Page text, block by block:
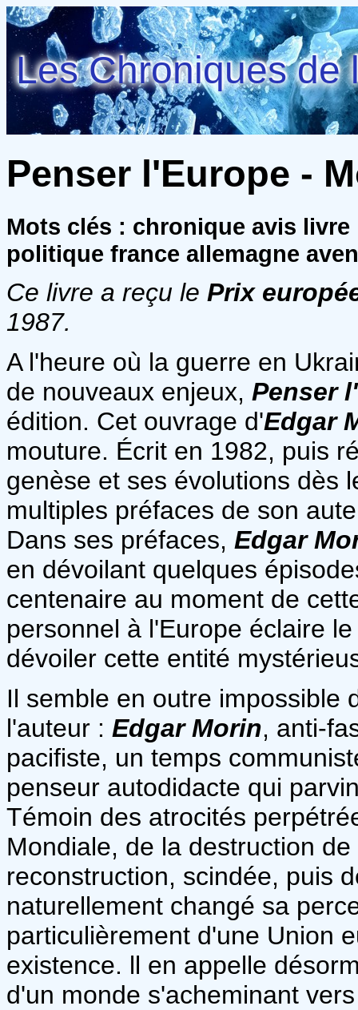
Les Chroniques de
Penser l'Europe -
Mots clés : chronique avis
politique france allemagne
Ce livre a reçu le Prix
1987.
A l'heure où la guerre en
de nouveaux enjeux, Penser
édition. Cet ouvrage d'Edgar
mouture. Écrit en 1982, puis
genèse et ses évolutions dès
multiples préfaces de son
Dans ses préfaces, Edgar
en dévoilant quelques
centenaire au moment de
personnel à l'Europe éclaire
dévoiler cette entité
Il semble en outre impossible
l'auteur : Edgar Morin, anti-
pacifiste, un temps
penseur autodidacte qui
Témoin des atrocités
Mondiale, de la destruction
reconstruction, scindée, puis
naturellement changé sa
particulièrement d'une Union
existence. ll en appelle
d'un monde s'acheminant